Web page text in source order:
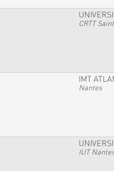
CRTT
IMT
Nantes
IUT